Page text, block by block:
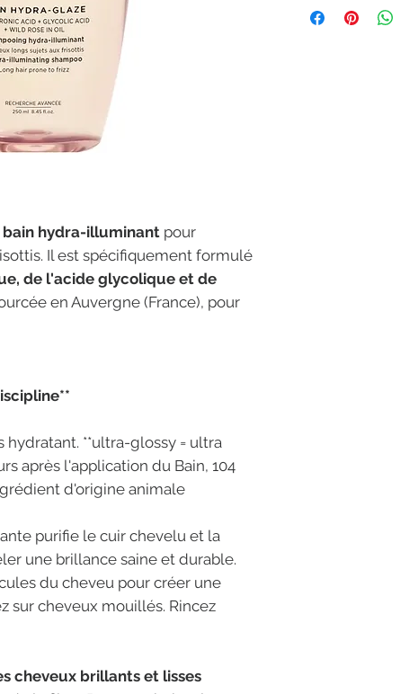
bain hydra-illuminant pour
Il est spécifiquement formulé
de l'acide glycolique et de
en Auvergne (France), pour
hydratant. **ultra-glossy = ultra
après l'application du Bain, 104
d'origine animale
purifie le cuir chevelu et la
une brillance saine et durable.
du cheveu pour créer une
sur cheveux mouillés. Rincez
cheveux brillants et lisses